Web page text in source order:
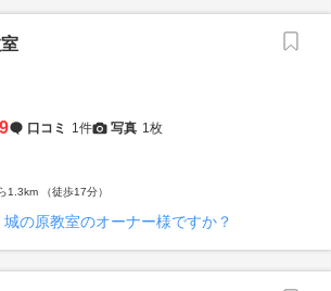
口コミ 1件 写真 1枚
1.3km （徒歩17分）
城の原教室のオーナー様ですか？